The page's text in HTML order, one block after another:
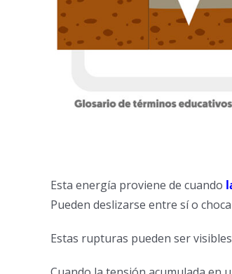
Esta energía proviene de cuando
Pueden deslizarse entre sí o
Estas rupturas pueden ser